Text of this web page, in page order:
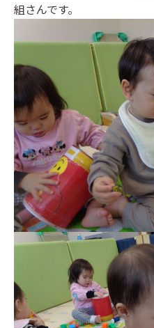
組さんです。